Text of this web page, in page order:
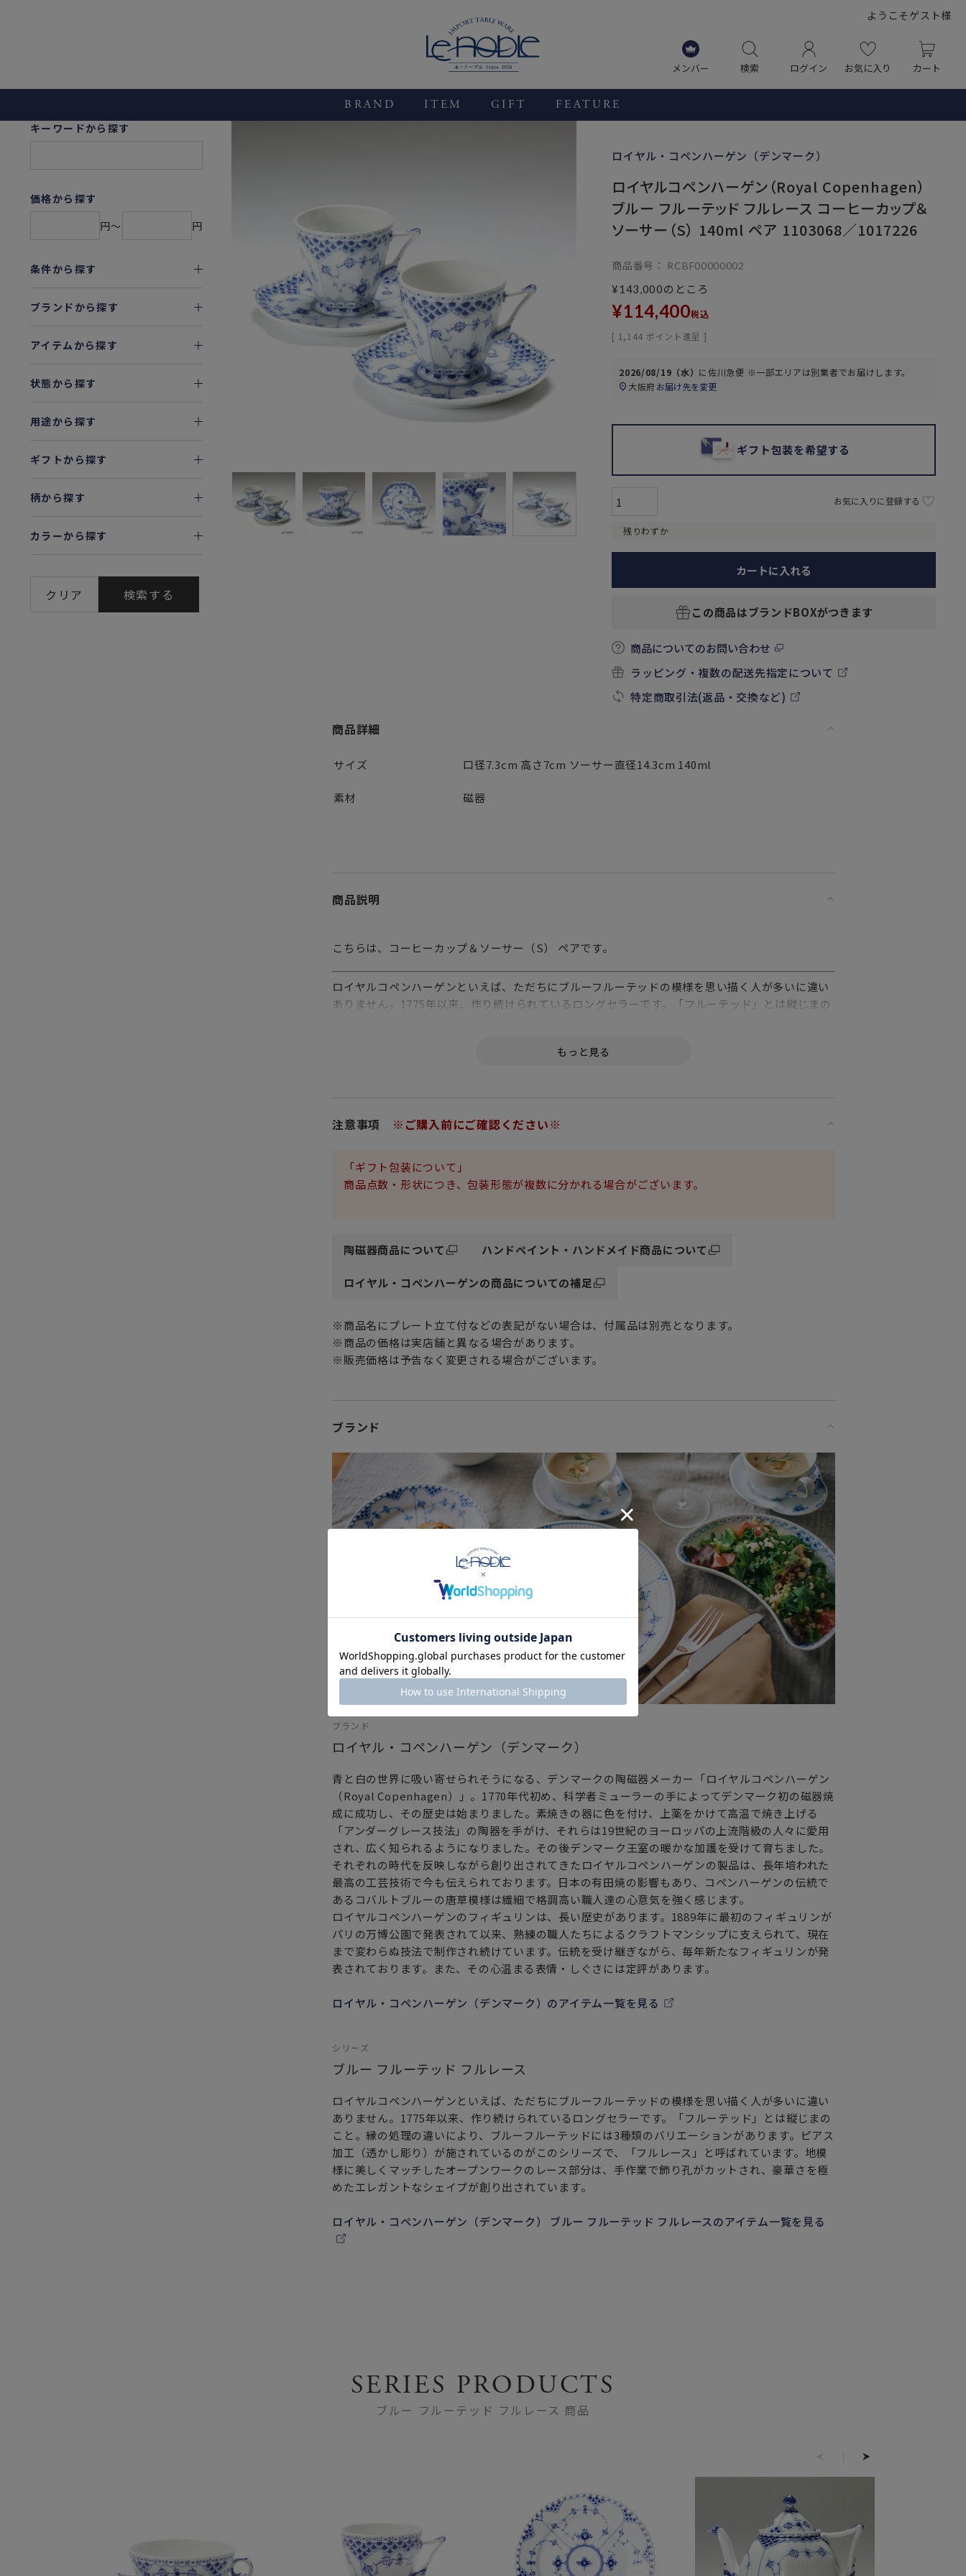
ようこそゲスト様
メンバー 検索 ログイン お気に入り カート
BRAND ITEM GIFT FEATURE
キーワードから探す
価格から探す
円〜
円
条件から探す
ブランドから探す
アイテムから探す
状態から探す
用途から探す
ギフトから探す
柄から探す
カラーから探す
クリア 検索する
ロイヤル・コペンハーゲン（デンマーク）
ロイヤルコペンハーゲン（Royal Copenhagen）
ブルー フルーテッド フルレース コーヒーカップ＆
ソーサー（S） 140ml ペア 1103068／1017226
商品番号 RCBF00000002
¥143,000のところ
¥114,400税込
[ 1,144 ポイント進呈 ]
2026/08/19（水） に佐川急便 ※一部エリアは別業者でお届けします。
大阪府お届け先を変更
ギフト包装を希望する
残りわずか
お気に入りに登録する
カートに入れる
この商品はブランドBOXがつきます
商品についてのお問い合わせ
ラッピング・複数の配送先指定について
特定商取引法(返品・交換など)
商品詳細
サイズ 口径7.3cm 高さ7cm ソーサー直径14.3cm 140ml
素材 磁器
商品説明
こちらは、コーヒーカップ＆ソーサー（S） ペアです。
ロイヤルコペンハーゲンといえば、ただちにブルーフルーテッドの模様を思い描く人が多いに違い
ありません。1775年以来、作り続けられているロングセラーです。「フルーテッド」とは縦じまの
いませ。
注意事項 ※ご購入前にご確認ください※
「ギフト包装について」
商品点数・形状につき、包装形態が複数に分かれる場合がございます。
陶磁器商品について ハンドペイント・ハンドメイド商品について
ロイヤル・コペンハーゲンの商品についての補足
※商品名にプレート立て付などの表記がない場合は、付属品は別売となります。
※商品の価格は実店舗と異なる場合があります。
※販売価格は予告なく変更される場合がございます。
ブランド
ブランド
ロイヤル・コペンハーゲン（デンマーク）
青と白の世界に吸い寄せられそうになる、デンマークの陶磁器メーカー「ロイヤルコペンハーゲン
（Royal Copenhagen）」。1770年代初め、科学者ミューラーの手によってデンマーク初の磁器焼
成に成功し、その歴史は始まりました。素焼きの器に色を付け、上薬をかけて高温で焼き上げる
「アンダーグレース技法」の陶器を手がけ、それらは19世紀のヨーロッパの上流階級の人々に愛用
され、広く知られるようになりました。その後デンマーク王室の暖かな加護を受けて育ちました。
それぞれの時代を反映しながら創り出されてきたロイヤルコペンハーゲンの製品は、長年培われた
最高の工芸技術で今も伝えられております。日本の有田焼の影響もあり、コペンハーゲンの伝統で
あるコバルトブルーの唐草模様は繊細で格調高い職人達の心意気を強く感じます。
ロイヤルコペンハーゲンのフィギュリンは、長い歴史があります。1889年に最初のフィギュリンが
パリの万博公園で発表されて以来、熟練の職人たちによるクラフトマンシップに支えられて、現在
まで変わらぬ技法で制作され続けています。伝統を受け継ぎながら、毎年新たなフィギュリンが発
表されております。また、その心温まる表情・しぐさには定評があります。
ロイヤル・コペンハーゲン（デンマーク）のアイテム一覧を見る
シリーズ
ブルー フルーテッド フルレース
ロイヤルコペンハーゲンといえば、ただちにブルーフルーテッドの模様を思い描く人が多いに違い
ありません。1775年以来、作り続けられているロングセラーです。「フルーテッド」とは縦じまの
こと。縁の処理の違いにより、ブルーフルーテッドには3種類のバリエーションがあります。ピアス
加工（透かし彫り）が施されているのがこのシリーズで、「フルレース」と呼ばれています。地模
様に美しくマッチしたオープンワークのレース部分は、手作業で飾り孔がカットされ、豪華さを極
めたエレガントなシェイプが創り出されています。
ロイヤル・コペンハーゲン（デンマーク） ブルー フルーテッド フルレースのアイテム一覧を見る
SERIES PRODUCTS
ブルー フルーテッド フルレース 商品